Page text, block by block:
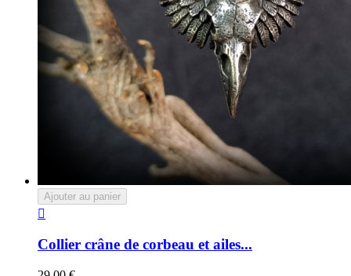
Ajouter au panier

Collier crâne de corbeau et ailes...